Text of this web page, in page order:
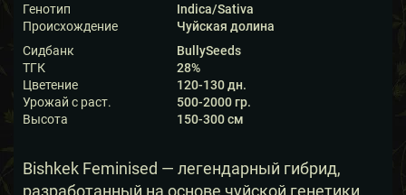
Генотип
Indica/Sativa
Происхождение
Чуйская долина
Сидбанк
BullySeeds
ТГК
28%
Цветение
120-130 дн.
Урожай с раст.
500-2000 гр.
Высота
150-300 см
Bishkek Feminised — легендарный гибрид,
разработанный на основе чуйской генетики,